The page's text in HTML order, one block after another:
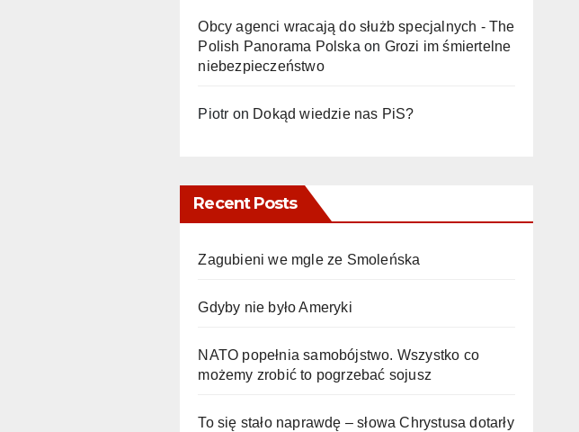
Obcy agenci wracają do służb specjalnych - The
Polish Panorama Polska on Grozi im śmiertelne
niebezpieczeństwo
Piotr on Dokąd wiedzie nas PiS?
Recent Posts
Zagubieni we mgle ze Smoleńska
Gdyby nie było Ameryki
NATO popełnia samobójstwo. Wszystko co
możemy zrobić to pogrzebać sojusz
To się stało naprawdę – słowa Chrystusa dotarły